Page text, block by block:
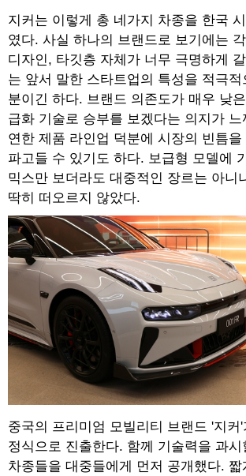
지커는 이렇게 총 네가지 차종을 한국
였다. 사실 하나의 브랜드로 보기에는
디자인, 타깃층 자체가 너무 극명하게
는 앞서 말한 스타트업의 특성을 적극
분이긴 하다. 브랜드 의존도가 매우 낮
급화 기술로 승부를 보겠다는 의지가
연한 제품 라인업 덕분에 시장의 빈틈을
파고들 수 있기도 하다. 보급형 모델에
믹스만 보더라도 대중적인 장르는 아니
딱히 떠오르지 않았다.
중국의 프리미엄 모빌리티 브랜드 '지커'
정식으로 진출한다. 함께 기술력을 과시
차종들을 대중들에게 먼저 공개했다.